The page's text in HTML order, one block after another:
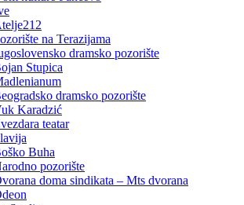
na Terazijama
dramsko pozorište
Stupica
dramsko pozorište
Karadzić
teatar
Buha
pozorište
doma sindikata – Mts dvorana